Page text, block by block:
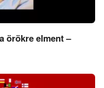
örökre elment –